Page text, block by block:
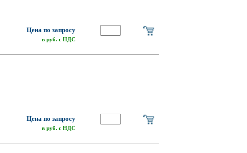
Цена по запросу
в руб. с НДС
Цена по запросу
в руб. с НДС